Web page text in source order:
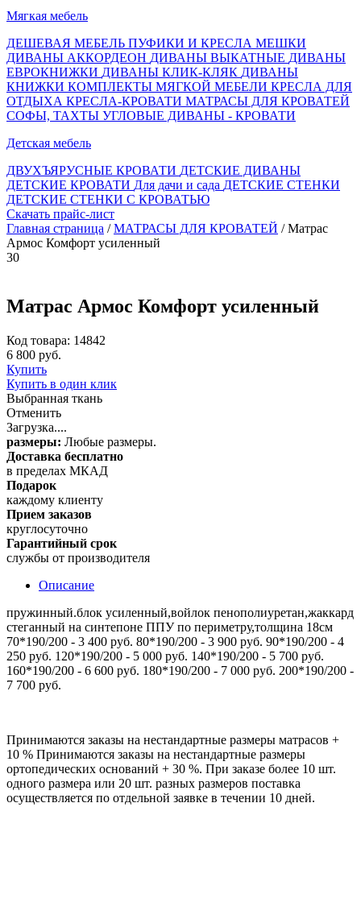
Мягкая мебель
ДЕШЕВАЯ МЕБЕЛЬ ПУФИКИ И КРЕСЛА МЕШКИ
ДИВАНЫ АККОРДЕОН ДИВАНЫ ВЫКАТНЫЕ ДИВАНЫ
ЕВРОКНИЖКИ ДИВАНЫ КЛИК-КЛЯК ДИВАНЫ
КНИЖКИ КОМПЛЕКТЫ МЯГКОЙ МЕБЕЛИ КРЕСЛА ДЛЯ
ОТДЫХА КРЕСЛА-КРОВАТИ МАТРАСЫ ДЛЯ КРОВАТЕЙ
СОФЫ, ТАХТЫ УГЛОВЫЕ ДИВАНЫ - КРОВАТИ
Детская мебель
ДВУХЪЯРУСНЫЕ КРОВАТИ ДЕТСКИЕ ДИВАНЫ
ДЕТСКИЕ КРОВАТИ Для дачи и сада ДЕТСКИЕ СТЕНКИ
ДЕТСКИЕ СТЕНКИ С КРОВАТЬЮ
Скачать прайс-лист
Главная страница /МАТРАСЫ ДЛЯ КРОВАТЕЙ / Матрас
Армос Комфорт усиленный
30
Матрас Армос Комфорт усиленный
Код товара: 14842
6 800 руб.
Купить
Купить в один клик
Выбранная ткань
Отменить
Загрузка....
размеры: Любые размеры.
Доставка бесплатно
в пределах МКАД
Подарок
каждому клиенту
Прием заказов
круглосуточно
Гарантийный срок
службы от производителя
Описание
пружинный.блок усиленный,войлок пенополиуретан,жаккард
стеганный на синтепоне ППУ по периметру,толщина 18см
70*190/200 - 3 400 руб. 80*190/200 - 3 900 руб. 90*190/200 - 4
250 руб. 120*190/200 - 5 000 руб. 140*190/200 - 5 700 руб.
160*190/200 - 6 600 руб. 180*190/200 - 7 000 руб. 200*190/200 -
7 700 руб.
Принимаются заказы на нестандартные размеры матрасов +
10 % Принимаются заказы на нестандартные размеры
ортопедических оснований + 30 %. При заказе более 10 шт.
одного размера или 20 шт. разных размеров поставка
осуществляется по отдельной заявке в течении 10 дней.